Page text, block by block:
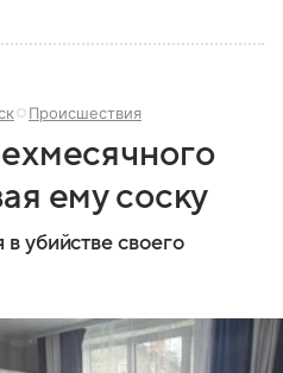
Происшествия
ему соску
убийстве своего